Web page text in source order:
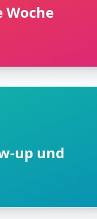
Woche
up und